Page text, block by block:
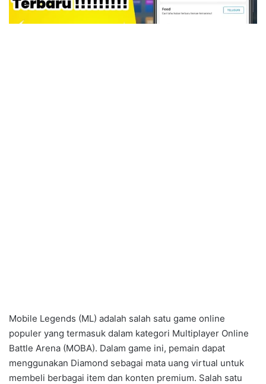
Mobile Legends (ML) adalah salah satu game online
populer yang termasuk dalam kategori Multiplayer Online
Battle Arena (MOBA). Dalam game ini, pemain dapat
menggunakan Diamond sebagai mata uang virtual untuk
membeli berbagai item dan konten premium. Salah satu